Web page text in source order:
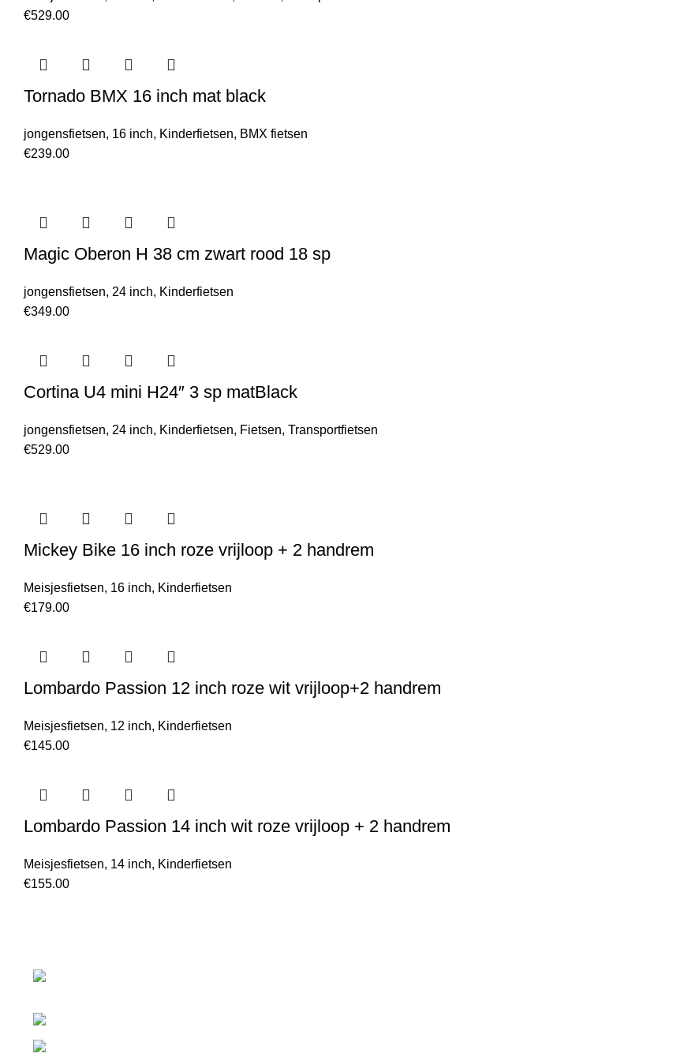
€529.00
Tornado BMX 16 inch mat black
jongensfietsen, 16 inch, Kinderfietsen, BMX fietsen
€239.00
Magic Oberon H 38 cm zwart rood 18 sp
jongensfietsen, 24 inch, Kinderfietsen
€349.00
Cortina U4 mini H24″ 3 sp matBlack
jongensfietsen, 24 inch, Kinderfietsen, Fietsen, Transportfietsen
€529.00
Mickey Bike 16 inch roze vrijloop + 2 handrem
Meisjesfietsen, 16 inch, Kinderfietsen
€179.00
Lombardo Passion 12 inch roze wit vrijloop+2 handrem
Meisjesfietsen, 12 inch, Kinderfietsen
€145.00
Lombardo Passion 14 inch wit roze vrijloop + 2 handrem
Meisjesfietsen, 14 inch, Kinderfietsen
€155.00